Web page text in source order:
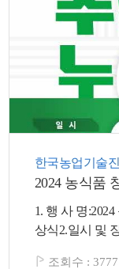
한국농업기술
2024 농식품
1. 행 사 명
상식2.일시 및
조회수 : 3777